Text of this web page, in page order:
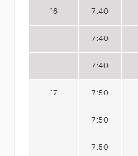
16 7:40
7:40
7:40
17 7:50
7:50
7:50